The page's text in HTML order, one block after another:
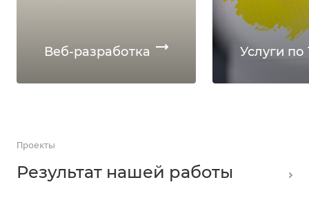
Веб-разработка Услуги по
Проекты
Результат нашей работы